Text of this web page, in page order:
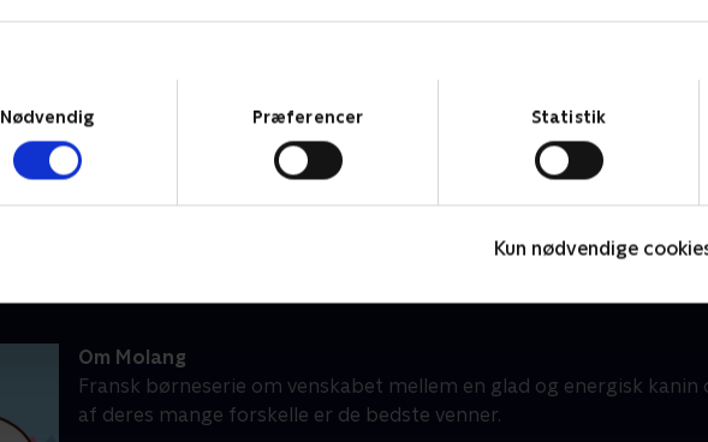
Nødvendig
Præferencer Statistik
Kun nødvendige
Molang
Om Molang
Fransk børneserie om venskabet mellem en glad og energisk
af deres mange forskelle er de bedste venner.